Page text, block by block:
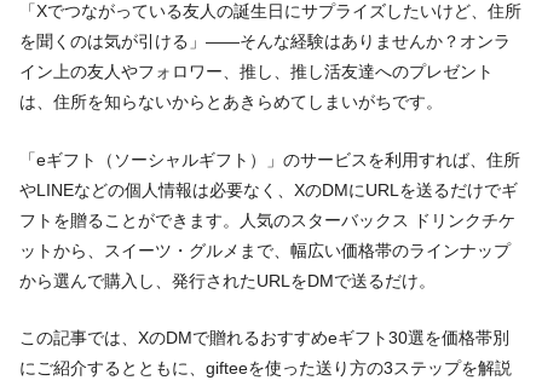
「Xでつながっている友人の誕生日にサプライズしたいけど、住所
を聞くのは気が引ける」——そんな経験はありませんか？オンラ
イン上の友人やフォロワー、推し、推し活友達へのプレゼント
は、住所を知らないからとあきらめてしまいがちです。
「eギフト（ソーシャルギフト）」のサービスを利用すれば、住所
やLINEなどの個人情報は必要なく、XのDMにURLを送るだけでギ
フトを贈ることができます。人気のスターバックス ドリンクチケ
ットから、スイーツ・グルメまで、幅広い価格帯のラインナップ
から選んで購入し、発行されたURLをDMで送るだけ。
この記事では、XのDMで贈れるおすすめeギフト30選を価格帯別
にご紹介するとともに、gifteeを使った送り方の3ステップを解説